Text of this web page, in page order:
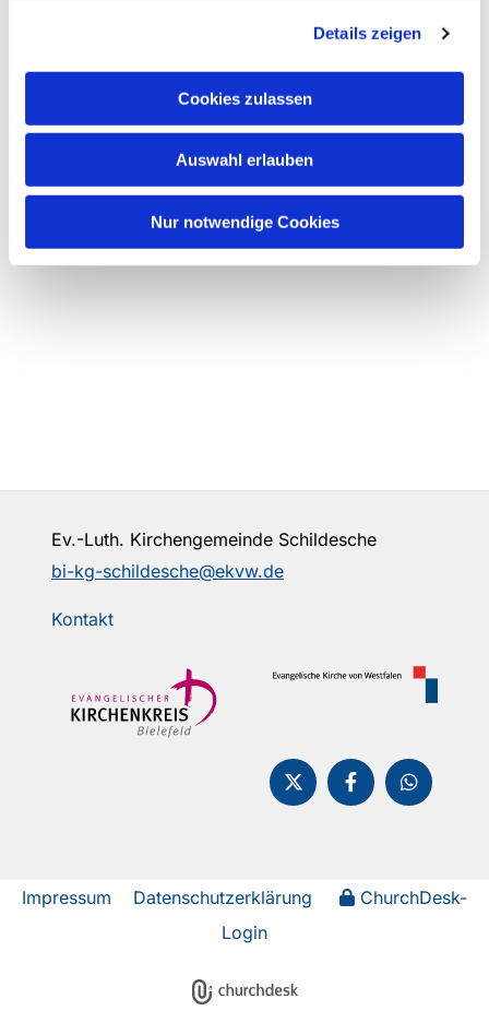
Details zeigen
Cookies zulassen
Auswahl erlauben
Nur notwendige Cookies
Ev.-Luth. Kirchengemeinde Schildesche
bi-kg-schildesche@ekvw.de
Kontakt
Impressum Datenschutzerklärung
ChurchDesk-
Login